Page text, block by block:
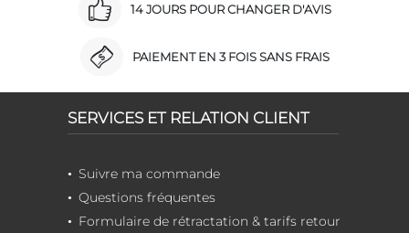
14 JOURS POUR CHANGER D'AVIS
PAIEMENT EN 3 FOIS SANS FRAIS
SERVICES ET RELATION CLIENT
Suivre ma commande
Questions fréquentes
Formulaire de rétractation & tarifs retour